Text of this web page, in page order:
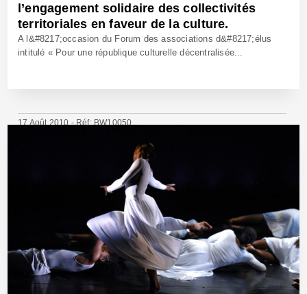
l’engagement solidaire des collectivités
territoriales en faveur de la culture.
A l&#8217;occasion du Forum des associations d&#8217;élus
intitulé « Pour une république culturelle décentralisée...
17 Août 2010 - Réf: BW10050